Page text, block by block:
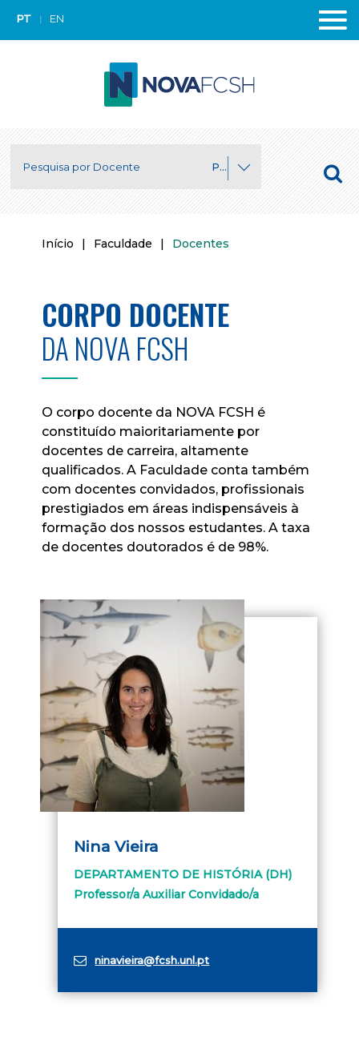
PT EN
Pesquisa por Departamento
Início | Faculdade | Docentes
CORPO DOCENTE
DA NOVA FCSH
O corpo docente da NOVA FCSH é
constituído maioritariamente por
docentes de carreira, altamente
qualificados. A Faculdade conta também
com docentes convidados, profissionais
prestigiados em áreas indispensáveis à
formação dos nossos estudantes. A taxa
de docentes doutorados é de 98%.
Nina Vieira
DEPARTAMENTO DE HISTÓRIA (DH)
Professor/a Auxiliar Convidado/a
ninavieira@fcsh.unl.pt